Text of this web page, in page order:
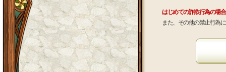
はじめての詐欺行為の場
また、その他の禁止行為